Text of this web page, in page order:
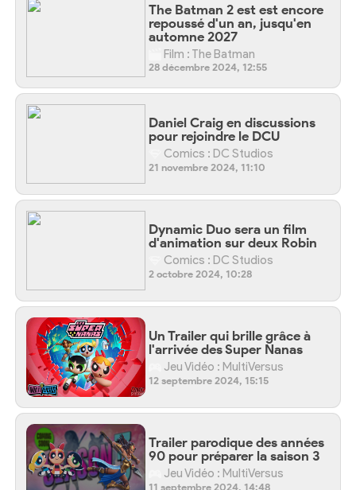
The Batman 2 est est encore
repoussé d'un an, jusqu'en
automne 2027
Film : The Batman
28 décembre 2024, 12:55
Daniel Craig en discussions
pour rejoindre le DCU
Comics : DC Studios
21 novembre 2024, 11:10
Dynamic Duo sera un film
d'animation sur deux Robin
Comics : DC Studios
2 octobre 2024, 10:28
Un Trailer qui brille grâce à
l'arrivée des Super Nanas
Jeu Vidéo : MultiVersus
12 septembre 2024, 15:15
Trailer parodique des années
90 pour préparer la saison 3
Jeu Vidéo : MultiVersus
11 septembre 2024, 14:48